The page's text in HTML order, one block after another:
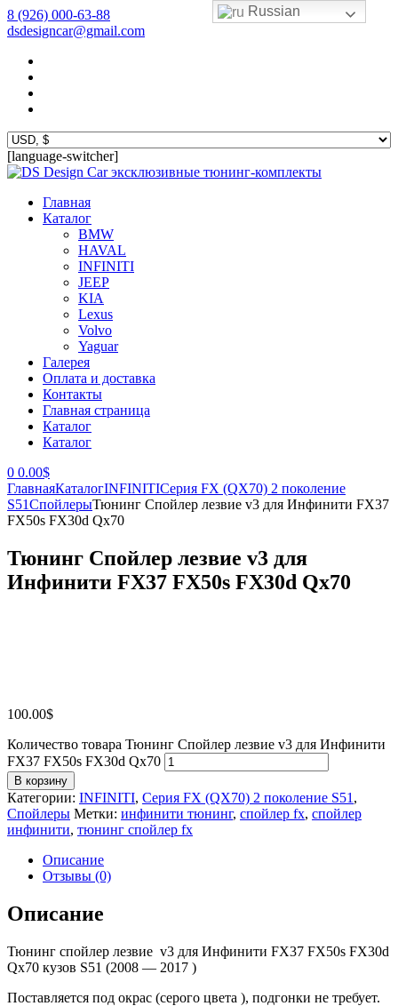
8 (926) 000-63-88
dsdesigncar@gmail.com
[language-switcher]
эксклюзивные тюнинг-комплекты
Главная
Каталог
BMW
HAVAL
INFINITI
JEEP
KIA
Lexus
Volvo
Yaguar
Галерея
Оплата и доставка
Контакты
Главная страница
Каталог
Каталог
0 0.00$
ГлавнаяКаталогINFINITIСерия FX (QX70) 2 поколение
S51СпойлерыТюнинг Спойлер лезвие v3 для Инфинити FX37
FX50s FX30d Qx70
Тюнинг Спойлер лезвие v3 для
Инфинити FX37 FX50s FX30d Qx70
100.00$
Количество товара Тюнинг Спойлер лезвие v3 для Инфинити
FX37 FX50s FX30d Qx70
В корзину
Категории: INFINITI, Серия FX (QX70) 2 поколение S51 ,
Спойлеры Метки: инфинити тюнинг, спойлер fx, спойлер
инфинити, тюнинг спойлер fx
Описание
Отзывы (0)
Описание
Тюнинг спойлер лезвие v3 для Инфинити FX37 FX50s FX30d
Qx70 кузов S51 (2008 — 2017 )
Поставляется под окрас (серого цвета ), подгонки не требует.
Russian